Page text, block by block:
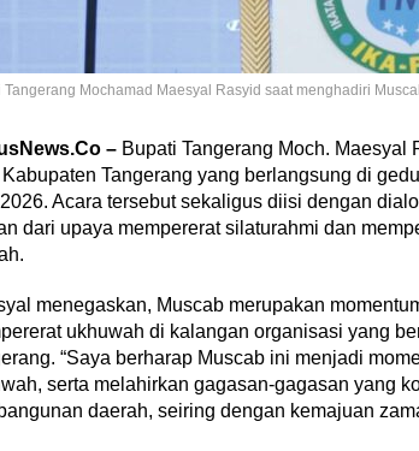
Tangerang Mochamad Maesyal Rasyid saat menghadiri
–Bupati Tangerang Moch. Maesyal
Kabupaten Tangerang yang berlangsung di
Acara tersebut sekaligus diisi dengan
dari upaya mempererat silaturahmi dan
menegaskan, Muscab merupakan
ukhuwah di kalangan organisasi yang
“Saya berharap Muscab ini menjadi
serta melahirkan gagasan-gagasan yang
daerah, seiring dengan kemajuan